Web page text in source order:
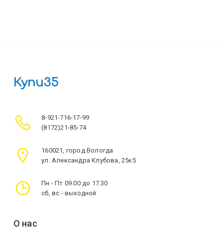
Купи35
8-921-716-17-99
(8172)21-85-74
160021, город Вологда
ул. Александра Клубова, 25к5
Пн - Пт 09.00 до 17.30
сб, вс - выходной
О нас